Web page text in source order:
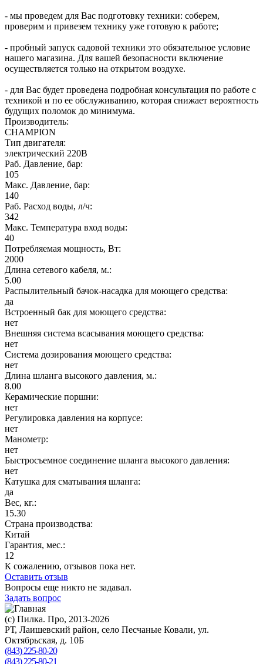
- мы проведем для Вас подготовку техники: соберем,
проверим и привезем технику уже готовую к работе;
- пробный запуск садовой техники это обязательное условие
нашего магазина. Для вашей безопасности включение
осуществляется только на открытом воздухе.
- для Вас будет проведена подробная консультация по работе с
техникой и по ее обслуживанию, которая снижает вероятность
будущих поломок до минимума.
Производитель:
CHAMPION
Тип двигателя:
электрический 220В
Раб. Давление, бар:
105
Макс. Давление, бар:
140
Раб. Расход воды, л/ч:
342
Макс. Температура вход воды:
40
Потребляемая мощность, Вт:
2000
Длина сетевого кабеля, м.:
5.00
Распылительный бачок-насадка для моющего средства:
да
Встроенный бак для моющего средства:
нет
Внешняя система всасывания моющего средства:
нет
Система дозирования моющего средства:
нет
Длина шланга высокого давления, м.:
8.00
Керамические поршни:
нет
Регулировка давления на корпусе:
нет
Манометр:
нет
Быстросъемное соединение шланга высокого давления:
нет
Катушка для сматывания шланга:
да
Вес, кг.:
15.30
Страна производства:
Китай
Гарантия, мес.:
12
К сожалению, отзывов пока нет.
Оставить отзыв
Вопросы еще никто не задавал.
Задать вопрос
(с) Пилка. Про, 2013-2026
РТ, Лаишевский район, село Песчаные Ковали, ул.
Октябрьская, д. 10Б
(843) 225-80-20
(843) 225-80-21